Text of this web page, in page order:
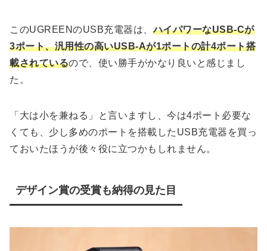
このUGREENのUSB充電器は、ハイパワーなUSB-Cが
3ポート、汎用性の高いUSB-Aが1ポートの計4ポート搭
載されているので、使い勝手がかなり良いと感じまし
た。
「大は小を兼ねる」と言いますし、今は4ポート必要な
くても、少し多めのポートを搭載したUSB充電器を買っ
ておいたほうが後々役に立つかもしれません。
デザイン賞の受賞も納得の見た目